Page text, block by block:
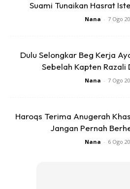
7.Keluarkan dari oven terus
Suami Tunaikan Hasrat
Nana - 7 Ogo
Dulu Selongkar Beg Kerja
Sebelah Kapten Razali
Nana - 7 Ogo
Haroqs Terima Anugerah
Jangan Pernah
Nana - 6 Ogo